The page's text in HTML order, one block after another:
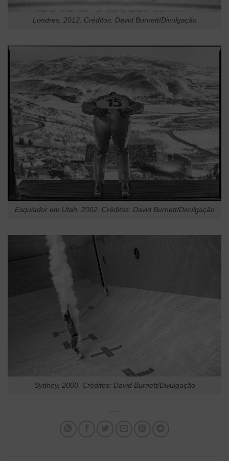
Londres, 2012. Créditos: David Burnett/Divulgação
Esquiador em Utah, 2002. Créditos: David Burnett/Divulgação
Sydney, 2000. Créditos: David Burnett/Divulgação